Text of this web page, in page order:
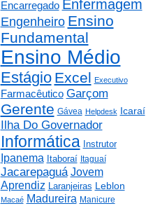
Encarregado Enfermagem
Engenheiro Ensino
Fundamental
Ensino Médio
Estágio Excel Executivo
Farmacêutico Garçom
Gerente Gávea Helpdesk Icaraí
Ilha Do Governador
Informática Instrutor
Ipanema Itaboraí Itaguaí
Jacarepaguá Jovem
Aprendiz
Laranjeiras Leblon
Macaé Madureira Manicure